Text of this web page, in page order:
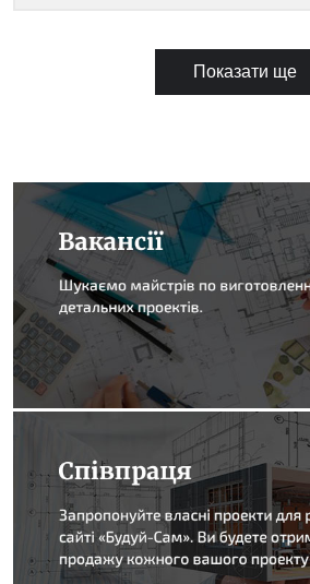
Показати ще